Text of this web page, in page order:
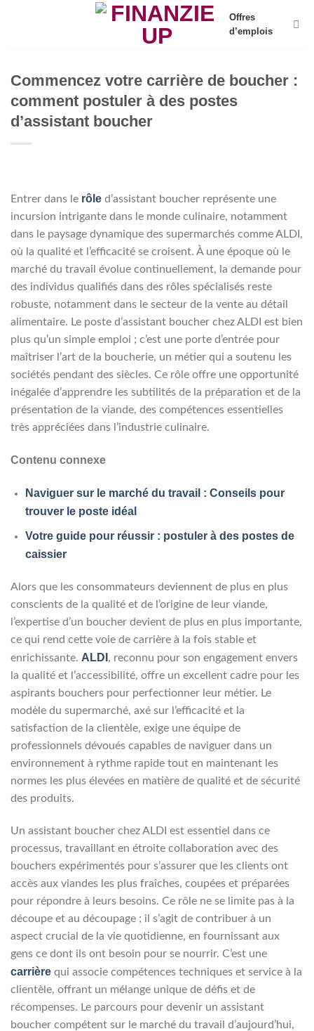
Offres
d’emplois
Commencez votre carrière de boucher :
comment postuler à des postes
d’assistant boucher
Entrer dans le rôle d’assistant boucher représente une
incursion intrigante dans le monde culinaire, notamment
dans le paysage dynamique des supermarchés comme ALDI,
où la qualité et l’efficacité se croisent. À une époque où le
marché du travail évolue continuellement, la demande pour
des individus qualifiés dans des rôles spécialisés reste
robuste, notamment dans le secteur de la vente au détail
alimentaire. Le poste d’assistant boucher chez ALDI est bien
plus qu’un simple emploi ; c’est une porte d’entrée pour
maîtriser l’art de la boucherie, un métier qui a soutenu les
sociétés pendant des siècles. Ce rôle offre une opportunité
inégalée d’apprendre les subtilités de la préparation et de la
présentation de la viande, des compétences essentielles
très appréciées dans l’industrie culinaire.
Contenu connexe
Naviguer sur le marché du travail : Conseils pour
trouver le poste idéal
Votre guide pour réussir : postuler à des postes de
caissier
Alors que les consommateurs deviennent de plus en plus
conscients de la qualité et de l’origine de leur viande,
l’expertise d’un boucher devient de plus en plus importante,
ce qui rend cette voie de carrière à la fois stable et
enrichissante. ALDI , reconnu pour son engagement envers
la qualité et l’accessibilité, offre un excellent cadre pour les
aspirants bouchers pour perfectionner leur métier. Le
modèle du supermarché, axé sur l’efficacité et la
satisfaction de la clientèle, exige une équipe de
professionnels dévoués capables de naviguer dans un
environnement à rythme rapide tout en maintenant les
normes les plus élevées en matière de qualité et de sécurité
des produits.
Un assistant boucher chez ALDI est essentiel dans ce
processus, travaillant en étroite collaboration avec des
bouchers expérimentés pour s’assurer que les clients ont
accès aux viandes les plus fraîches, coupées et préparées
pour répondre à leurs besoins. Ce rôle ne se limite pas à la
découpe et au découpage ; il s’agit de contribuer à un
aspect crucial de la vie quotidienne, en fournissant aux
gens ce dont ils ont besoin pour se nourrir. C’est une
carrière qui associe compétences techniques et service à la
clientèle, offrant un mélange unique de défis et de
récompenses. Le parcours pour devenir un assistant
boucher compétent sur le marché du travail d’aujourd’hui,